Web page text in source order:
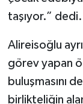
taşıyor.” dedi.
Alireisoğlu
görev yapan
buluşmasını
birlikteliğin